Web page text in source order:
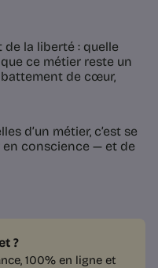
la liberté : quelle
ce métier reste un
de cœur,
d’un métier, c’est se
conscience — et de
?
100% en ligne et